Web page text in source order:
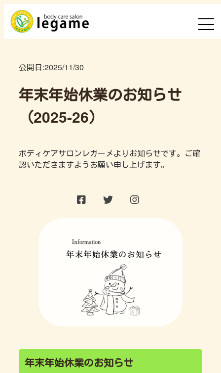
公開日:2025/11/30
年末年始休業のお知らせ
（2025-26）
ボディケアサロンレガーメよりお知らせです。ご確
認いただきますようお願い申し上げます。
年末年始休業のお知らせ